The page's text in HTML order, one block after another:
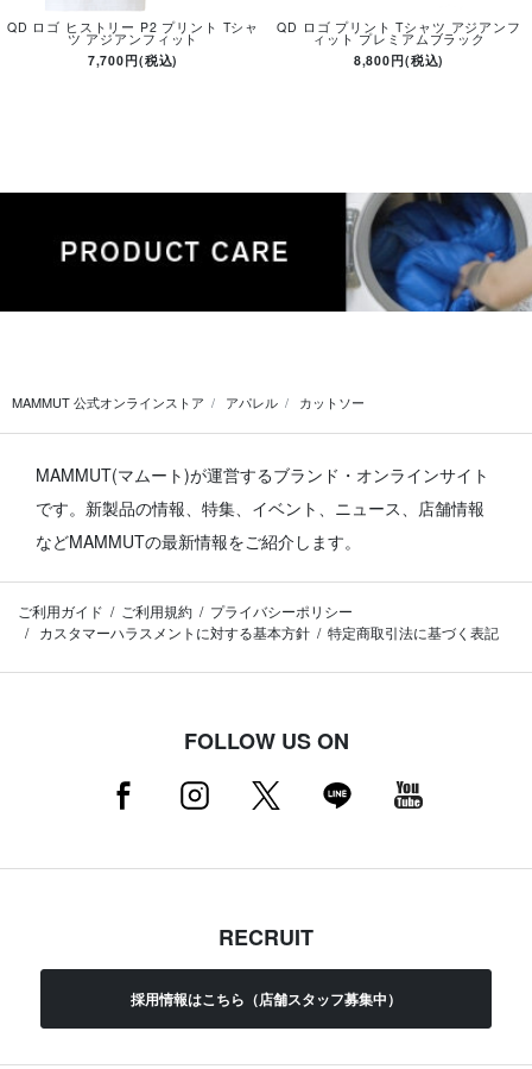
QD ロゴ ヒストリー P2 プリント Tシャ
ツ アジアンフィット
7,700円(税込)
QD ロゴ プリント Tシャツ アジアンフ
ィット プレミアムブラック
8,800円(税込)
MAMMUT 公式オンラインストア アパレル カットソー
MAMMUT(マムート)が運営するブランド・オンラインサイト
です。 新製品の情報、特集、イベント、ニュース、店舗情報
などMAMMUTの最新情報をご紹介します。
ご利用ガイド ご利用規約
プライバシーポリシー
カスタマーハラスメントに対する基本方針
特定商取引法に基づく表記
FOLLOW US ON
RECRUIT
採用情報はこちら（店舗スタッフ募集中）